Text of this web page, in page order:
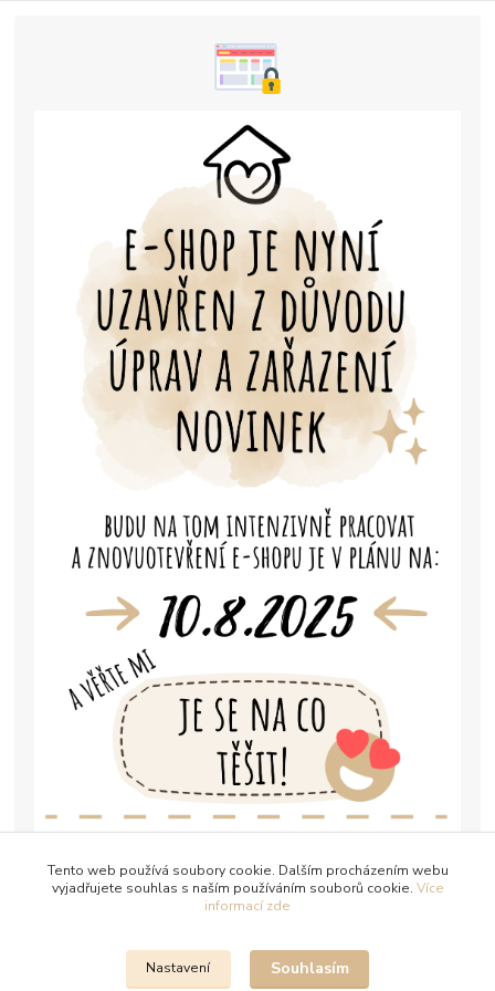
Tento web používá soubory cookie. Dalším procházením webu
vyjadřujete souhlas s naším používáním souborů cookie. Více
informací zde
Nastavení Souhlasím